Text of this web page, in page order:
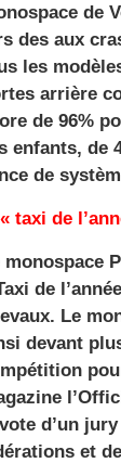
de
des aux
les
arrière
de 96%
enfants, de
de
taxi de
monospace
de
Le
devant
d’un
et